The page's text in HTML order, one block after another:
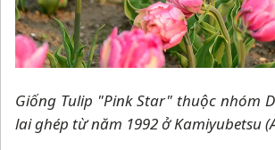
Giống Tulip "Pink Star" thuộc nhóm
lai ghép từ năm 1992 ở Kamiyubetsu